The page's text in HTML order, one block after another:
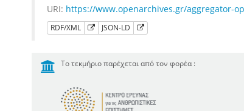
URI: https://www.openarchives.gr/aggregator-
RDF/XML JSON-LD
Το τεκμήριο παρέχεται από τον φορέα :